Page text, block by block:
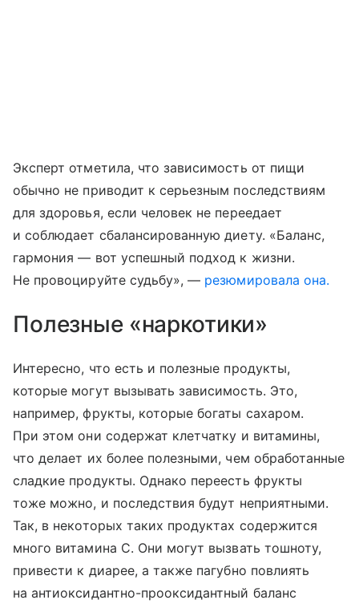
Эксперт отметила, что зависимость от пищи
обычно не приводит к серьезным последствиям
для здоровья, если человек не переедает
и соблюдает сбалансированную диету. «Баланс,
гармония — вот успешный подход к жизни.
Не провоцируйте судьбу», — резюмировала она.
Полезные «наркотики»
Интересно, что есть и полезные продукты,
которые могут вызывать зависимость. Это,
например, фрукты, которые богаты сахаром.
При этом они содержат клетчатку и витамины,
что делает их более полезными, чем обработанные
сладкие продукты. Однако переесть фрукты
тоже можно, и последствия будут неприятными.
Так, в некоторых таких продуктах содержится
много витамина С. Они могут вызвать тошноту,
привести к диарее, а также пагубно повлиять
на антиоксидантно-прооксидантный баланс